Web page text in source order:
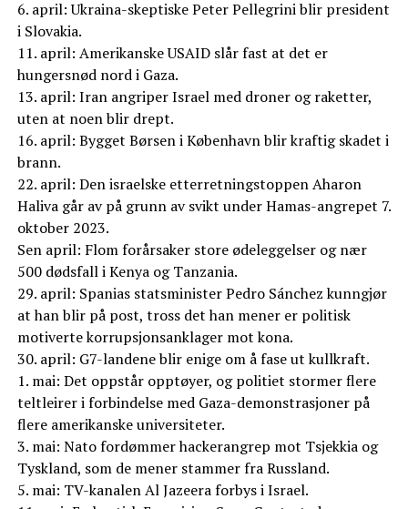
6. april: Ukraina-skeptiske Peter Pellegrini blir president
i Slovakia.
11. april: Amerikanske USAID slår fast at det er
hungersnød nord i Gaza.
13. april: Iran angriper Israel med droner og raketter,
uten at noen blir drept.
16. april: Bygget Børsen i København blir kraftig skadet i
brann.
22. april: Den israelske etterretningstoppen Aharon
Haliva går av på grunn av svikt under Hamas-angrepet 7.
oktober 2023.
Sen april: Flom forårsaker store ødeleggelser og nær
500 dødsfall i Kenya og Tanzania.
29. april: Spanias statsminister Pedro Sánchez kunngjør
at han blir på post, tross det han mener er politisk
motiverte korrupsjonsanklager mot kona.
30. april: G7-landene blir enige om å fase ut kullkraft.
1. mai: Det oppstår opptøyer, og politiet stormer flere
teltleirer i forbindelse med Gaza-demonstrasjoner på
flere amerikanske universiteter.
3. mai: Nato fordømmer hackerangrep mot Tsjekkia og
Tyskland, som de mener stammer fra Russland.
5. mai: TV-kanalen Al Jazeera forbys i Israel.